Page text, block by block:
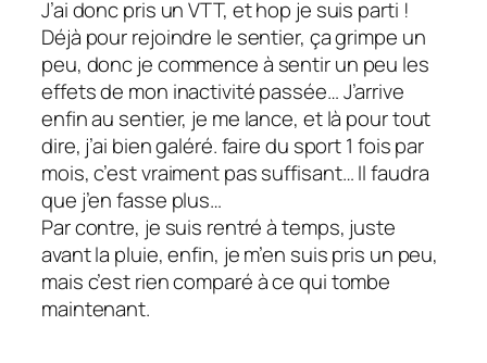
J’ai donc pris un VTT, et hop je suis parti !
Déjà pour rejoindre le sentier, ça grimpe un
peu, donc je commence à sentir un peu les
effets de mon inactivité passée… J’arrive
enfin au sentier, je me lance, et là pour tout
dire, j’ai bien galéré. faire du sport 1 fois par
mois, c’est vraiment pas suffisant… Il faudra
que j’en fasse plus…
Par contre, je suis rentré à temps, juste
avant la pluie, enfin, je m’en suis pris un peu,
mais c’est rien comparé à ce qui tombe
maintenant.